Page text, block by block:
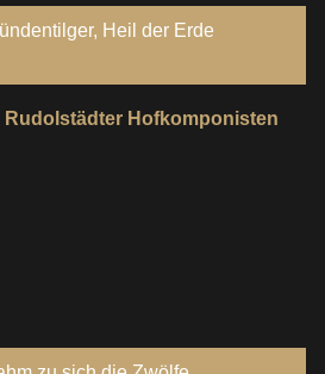
Sündentilger, Heil der Erde
Rudolstädter Hofkomponisten